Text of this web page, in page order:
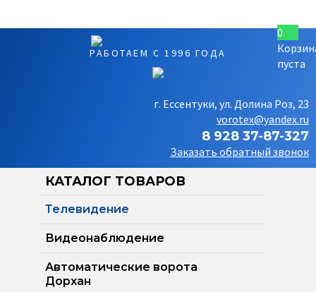
РАБОТАЕМ С 1996 ГОДА
г. Ессентуки, ул. Долина Роз, 23
vorotex@yandex.ru
8 928 37-87-327
Заказать обратный звонок
0
пуста
КАТАЛОГ ТОВАРОВ
Телевидение
Видеонаблюдение
Автоматические ворота
Дорхан